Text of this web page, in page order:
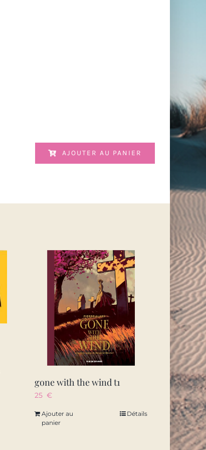
AJOUTER AU PANIER
gone with the wind t1
25 €
Ajouter au
panier
Détails